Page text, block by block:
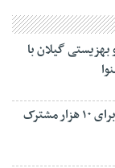
بهزیستی گیلان با
اجرای طرح «خانه‌های گرم» برای ۱۰ هزار مشترک